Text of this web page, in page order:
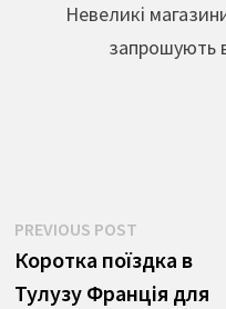
Невеликі
запрошують
Навігація
записів
PREVIOUS POSTPrevious
post:
Коротка поїздка в
Тулузу Франція для